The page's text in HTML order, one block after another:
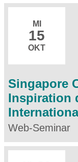
MI
15
OKT
Singapore
Inspiration
Web-Seminar